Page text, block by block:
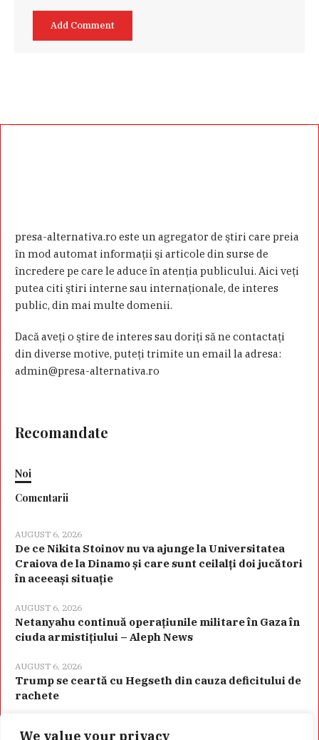
We value your privacy
presa-alternativa.ro este un agregator de ştiri care preia
în mod automat informaţii şi articole din surse de
încredere pe care le aduce în atenţia publicului. Aici veţi
putea citi ştiri interne sau internaţionale, de interes
public, din mai multe domenii.
Dacă aveţi o ştire de interes sau doriţi să ne contactaţi
din diverse motive, puteţi trimite un email la adresa:
admin@presa-alternativa.ro
Recomandate
Noi
Comentarii
AUGUST 6, 2026
De ce Nikita Stoinov nu va ajunge la Universitatea
Craiova de la Dinamo și care sunt ceilalți doi jucători
în aceeași situație
AUGUST 6, 2026
Netanyahu continuă operațiunile militare în Gaza în
ciuda armistițiului – Aleph News
AUGUST 6, 2026
Trump se ceartă cu Hegseth din cauza deficitului de
rachete